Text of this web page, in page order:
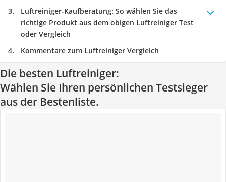
Luftreiniger-Kaufberatung: So wählen Sie das
richtige Produkt aus dem obigen Luftreiniger Test
oder Vergleich
Kommentare zum Luftreiniger Vergleich
Die besten Luftreiniger:
Wählen Sie Ihren persönlichen Testsieger
aus der Bestenliste.